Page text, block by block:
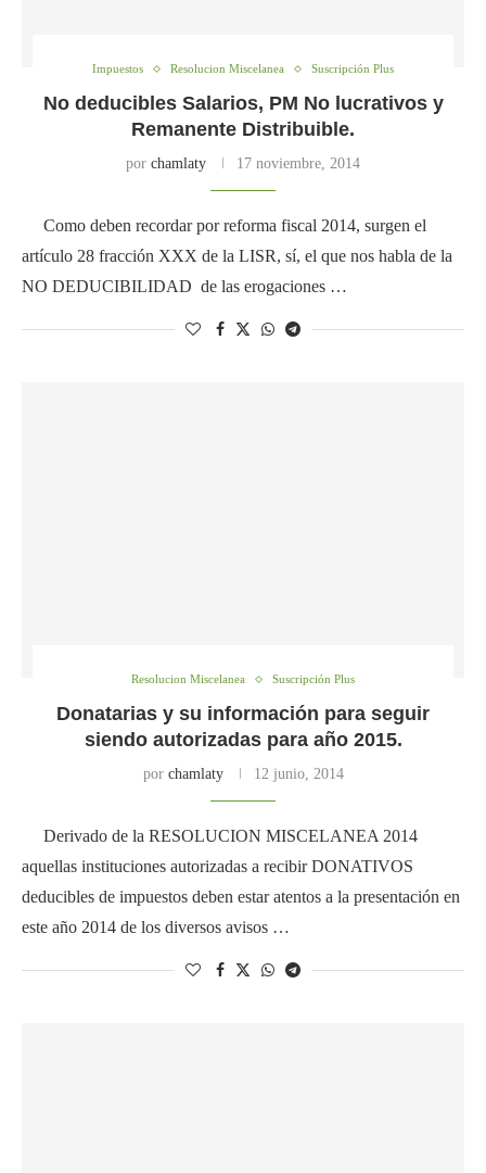
Impuestos Resolucion Miscelanea Suscripción Plus
No deducibles Salarios, PM No lucrativos y
Remanente Distribuible.
por chamlaty 17 noviembre, 2014
Como deben recordar por reforma fiscal 2014, surgen el
artículo 28 fracción XXX de la LISR, sí, el que nos habla de la
NO DEDUCIBILIDAD de las erogaciones …
Resolucion Miscelanea Suscripción Plus
Donatarias y su información para seguir
siendo autorizadas para año 2015.
por chamlaty 12 junio, 2014
Derivado de la RESOLUCION MISCELANEA 2014
aquellas instituciones autorizadas a recibir DONATIVOS
deducibles de impuestos deben estar atentos a la presentación en
este año 2014 de los diversos avisos …